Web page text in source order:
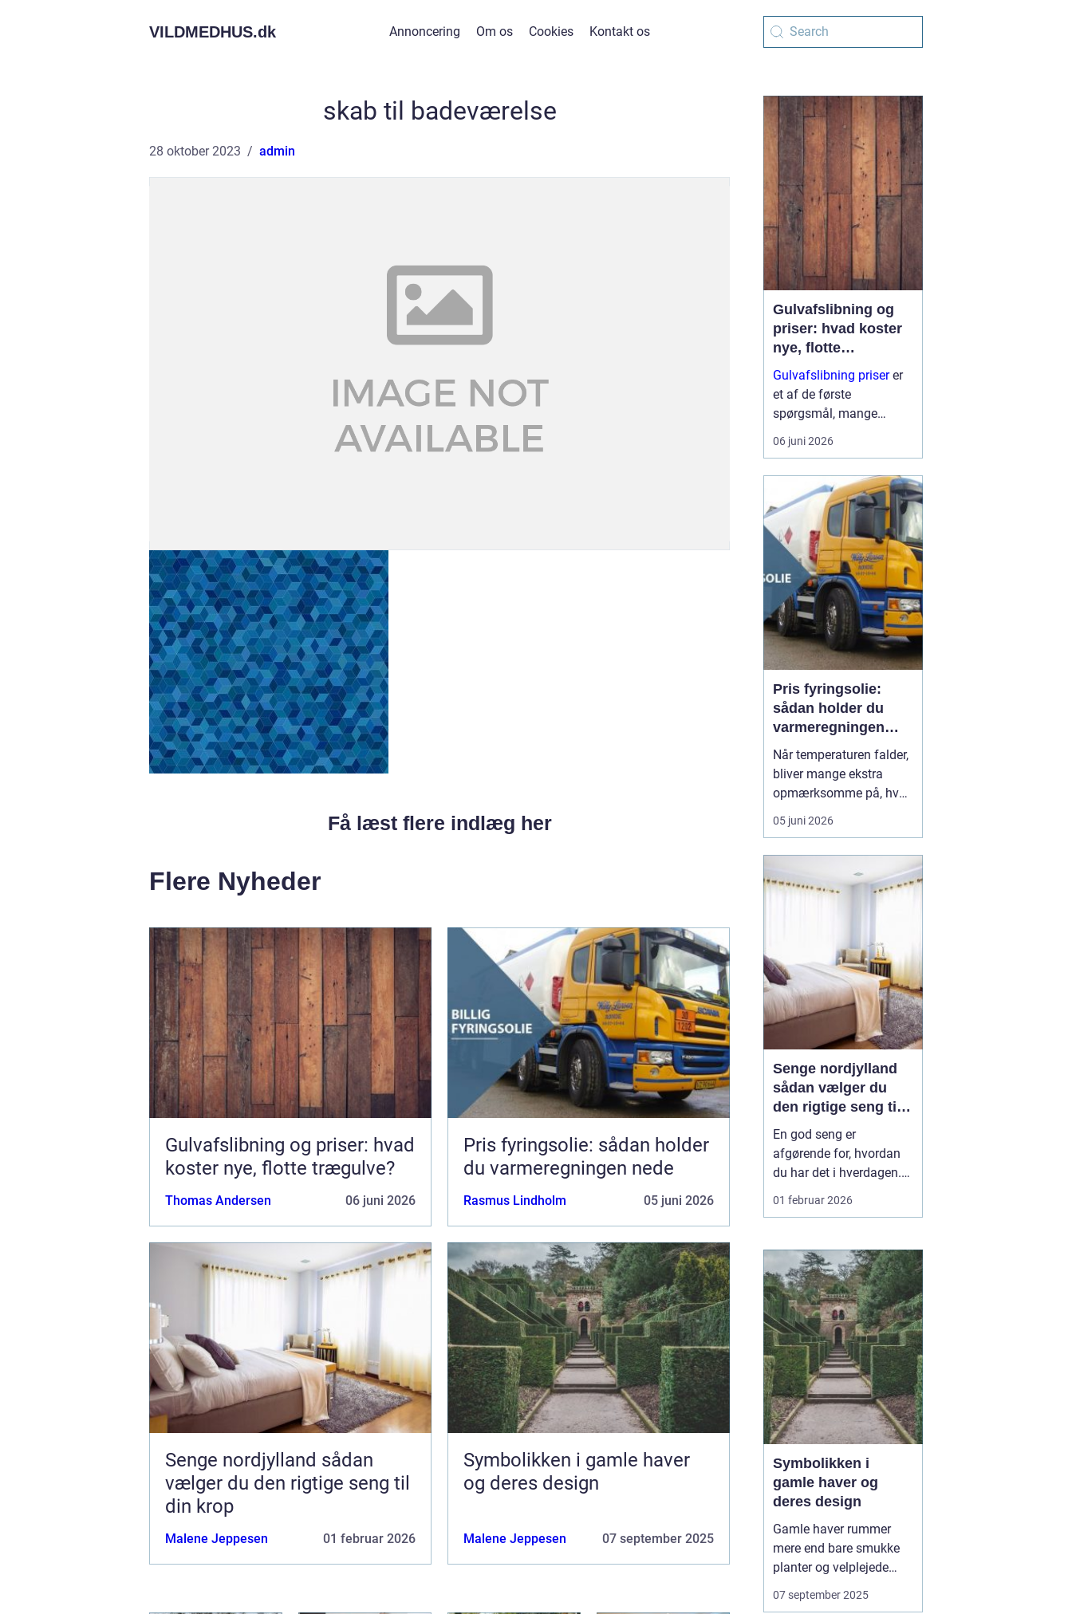
VILDMEDHUS.dk Annoncering Om os Cookies Kontakt os
skab til badeværelse
28 oktober 2023 admin
Få læst flere indlæg her
Flere Nyheder
Gulvafslibning og priser: hvad
koster nye, flotte trægulve?
Thomas Andersen 06 juni 2026
Pris fyringsolie: sådan holder
du varmeregningen nede
Rasmus Lindholm 05 juni 2026
Senge nordjylland sådan
vælger du den rigtige seng til
din krop
Malene Jeppesen 01 februar 2026
Symbolikken i gamle haver
og deres design
Malene Jeppesen 07 september 2025
Gulvafslibning og
priser: hvad koster
nye, flotte
trægulve?
Gulvafslibning priserer
et af de første
spørgsmål, mange
boligejere stiller, når de
opdager ridser, pletter og
mange måd...
06 juni 2026
Pris fyringsolie:
sådan holder du
varmeregningen
nede
Når temperaturen falder,
bliver mange ekstra
opmærksomme på, hvad
fyring koster. For dig
med oliefyr kan udsving
på økonomien, og derfor
giver det god mening at
05 juni 2026
Senge nordjylland
sådan vælger du
den rigtige seng til
din krop
En god seng er
afgørende for, hvordan
du har det i hverdagen.
Sover du dårligt, mærker
spændte skuldre. Mange
nordjyder går længe og
overvejer ny seng, men
udsætter købet, fordi
valget virker
uoverskueligt. Hå...
01 februar 2026
Symbolikken i
gamle haver og
deres design
Gamle haver rummer
mere end bare smukke
planter og velplejede
stier – de er fyldt med
symbolik og fortællinger,
07 september 2025